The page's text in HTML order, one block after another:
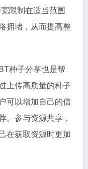
限制在适当范围
拥堵，从而提高整
种子分享也是帮
上传高质量的种子
可以增加自己的信
。参与资源共享，
在获取资源时更加